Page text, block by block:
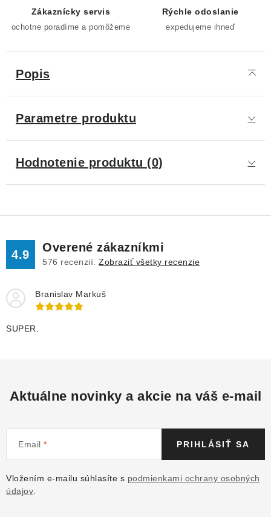
Zákaznícky servis
ochotne poradíme a pomôžeme
Rýchle odoslanie
expedujeme ihneď
Popis
Parametre produktu
Hodnotenie produktu (0)
4.9
Overené zákazníkmi
576 recenzií. Zobraziť všetky recenzie
Branislav Markuš
SUPER.
Aktuálne novinky a akcie na váš e-mail
Email
Vložením e-mailu súhlasíte s podmienkami ochrany osobných
údajov
PRIHLÁSIŤ SA